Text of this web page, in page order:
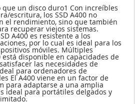
que un disco duro1 Con increíbles
escritura, los SSD A400 no
el rendimiento, sino que también
recuperar viejos sistemas.
A400 es resistente a los
por lo cual es ideal para los
móviles. Múltiples
está disponible en capacidades de
las necesidades de
para ordenadores de
El A400 viene en un factor de
para adaptarse a una amplia
ideal para portátiles delgados y